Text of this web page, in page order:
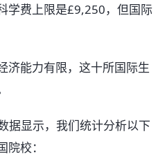
学费上限是£9,250，但国际
济能力有限，这十所国际生
据显示，我们统计分析以下
校：